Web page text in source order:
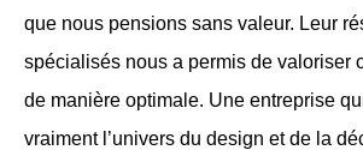
que nous pensions sans valeur. Leur
spécialisés nous a permis de valoriser
de manière optimale. Une entreprise
vraiment l’univers du design et de la